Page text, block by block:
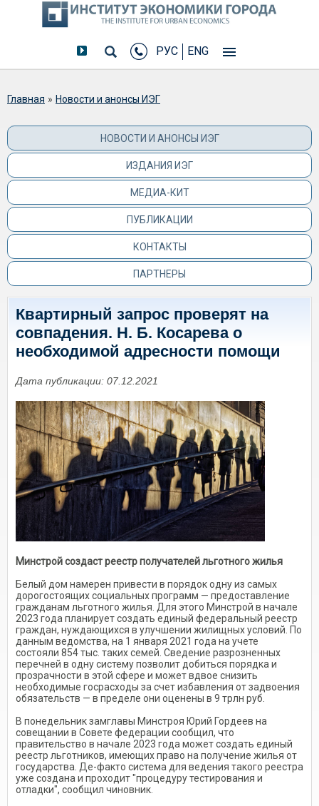
РУС ENG
Вы здесь
Главная » Новости и анонсы ИЭГ
НОВОСТИ И АНОНСЫ ИЭГ
ИЗДАНИЯ ИЭГ
МЕДИА-КИТ
ПУБЛИКАЦИИ
КОНТАКТЫ
ПАРТНЕРЫ
Квартирный запрос проверят на
совпадения. Н. Б. Косарева о
необходимой адресности помощи
Дата публикации: 07.12.2021
Минстрой создаст реестр получателей льготного жилья
Белый дом намерен привести в порядок одну из самых
дорогостоящих социальных программ — предоставление
гражданам льготного жилья. Для этого Минстрой в начале
2023 года планирует создать единый федеральный реестр
граждан, нуждающихся в улучшении жилищных условий. По
данным ведомства, на 1 января 2021 года на учете
состояли 854 тыс. таких семей. Сведение разрозненных
перечней в одну систему позволит добиться порядка и
прозрачности в этой сфере и может вдвое снизить
необходимые госрасходы за счет избавления от задвоения
обязательств — в пределе они оценены в 9 трлн руб.
В понедельник замглавы Минстроя Юрий Гордеев на
совещании в Совете федерации сообщил, что
правительство в начале 2023 года может создать единый
реестр льготников, имеющих право на получение жилья от
государства. Де-факто система для ведения такого реестра
уже создана и проходит "процедуру тестирования и
отладки", сообщил чиновник.